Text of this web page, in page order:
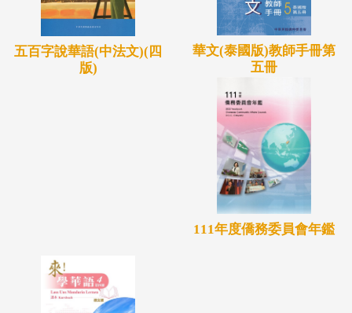
五百字說華語(中法文)(四
版)
華文(泰國版)教師手冊第
五冊
111年度僑務委員會年鑑